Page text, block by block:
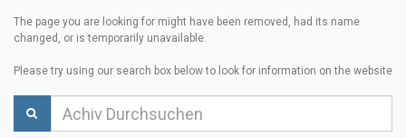
The page you are looking for might have been removed, had its name
changed, or is temporarily unavailable.
Please try using our search box below to look for information on the website